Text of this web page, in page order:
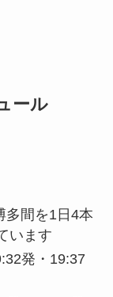
ール
多間を1日4本
います
発・19:37